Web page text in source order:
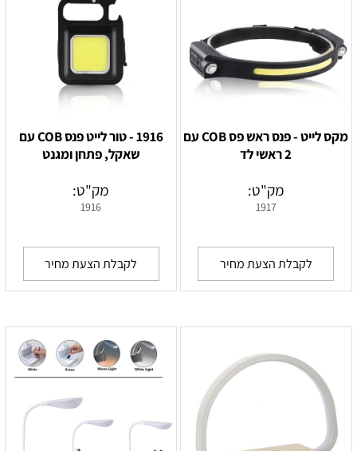
מקס לייט - פנס ראש פס COB עם
2 ראשי לד
מק"ט:
1917
לקבלת הצעת מחיר
1916 - טור לייט פנס COB עם
שאקל, פתחן ומגנט
מק"ט:
1916
לקבלת הצעת מחיר